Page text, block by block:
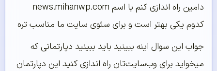
دامین راه اندازی کنم با اسم news.mihanwp.com
کدوم یکی بهتر است و برای سئوی سایت ما مناسب تره
جواب این سوال اینه ببینید باید ببینید دپارتمانی که
میخواید برای وب‌سایت‌تان راه اندازی کنید این دپارتمان